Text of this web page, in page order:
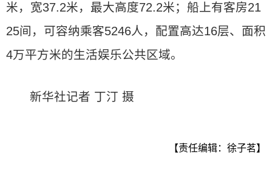
米，宽37.2米，最大高度72.2米；船上有客房21
25间，可容纳乘客5246人，配置高达16层、面积
4万平方米的生活娱乐公共区域。
新华社记者 丁汀 摄
【责任编辑：徐子茗】